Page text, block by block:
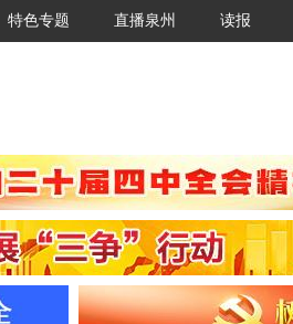
特色专题 直播泉州 读报